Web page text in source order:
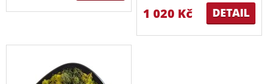
DETAIL
1 020 Kč